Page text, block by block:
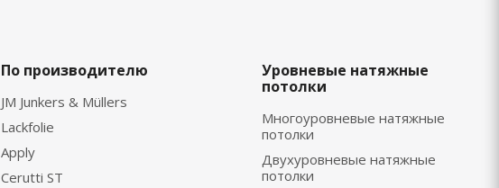
По производителю
JM Junkers & Müllers
Lackfolie
Apply
Cerutti ST
Уровневые натяжные
потолки
Многоуровневые натяжные
потолки
Двухуровневые натяжные
потолки